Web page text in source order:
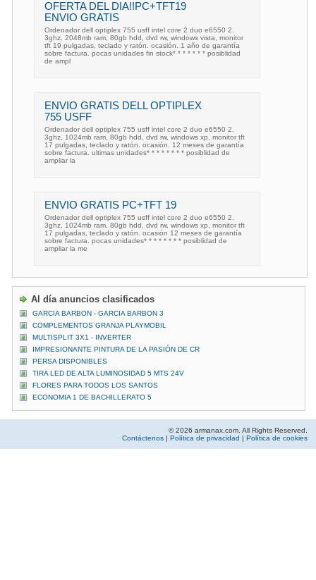
OFERTA DEL DIA!!PC+TFT19
ENVIO GRATIS
Ordenador dell optiplex 755 usff intel core 2 duo e6550 2.
3ghz, 2048mb ram, 80gb hdd, dvd rw, windows vista, monitor
tft 19 pulgadas, teclado y ratón. ocasión. 1 año de garantía
sobre factura. pocas unidades fin stock* * * * * * * posiblidad
de ampl
ENVIO GRATIS DELL OPTIPLEX
755 USFF
Ordenador dell optiplex 755 usff intel core 2 duo e6550 2.
3ghz, 1024mb ram, 80gb hdd, dvd rw, windows xp, monitor tft
17 pulgadas, teclado y ratón. ocasión. 12 meses de garantía
sobre factura. ultimas unidades* * * * * * * * posiblidad de
ampliar la
ENVIO GRATIS PC+TFT 19
Ordenador dell optiplex 755 usff intel core 2 duo e6550 2.
3ghz, 1024mb ram, 80gb hdd, dvd rw, windows xp, monitor tft
17 pulgadas, teclado y ratón. ocasión 12 meses de garantía
sobre factura. pocas unidades* * * * * * * * posiblidad de
ampliar la me
Al día anuncios clasificados
GARCIA BARBON - GARCIA BARBON 3
COMPLEMENTOS GRANJA PLAYMOBIL
MULTISPLIT 3X1 - INVERTER
IMPRESIONANTE PINTURA DE LA PASIÓN DE CR
PERSA DISPONIBLES
TIRA LED DE ALTA LUMINOSIDAD 5 MTS 24V
FLORES PARA TODOS LOS SANTOS
ECONOMIA 1 DE BACHILLERATO 5
© 2026 armanax.com. All Rights Reserved.
Contáctenos
Política de privacidad Política de cookies